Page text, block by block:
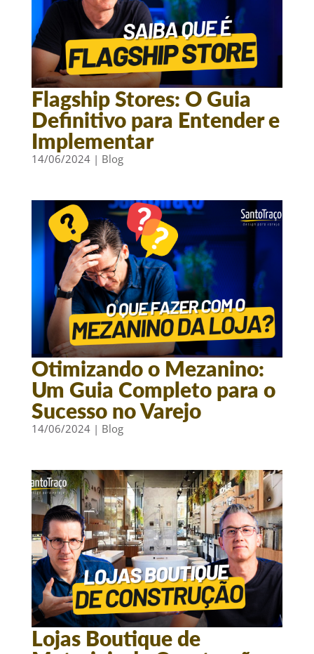
Flagship Stores: O Guia
Definitivo para Entender e
Implementar
14/06/2024| Blog
Otimizando o Mezanino:
Um Guia Completo para o
Sucesso no Varejo
14/06/2024| Blog
Lojas Boutique de